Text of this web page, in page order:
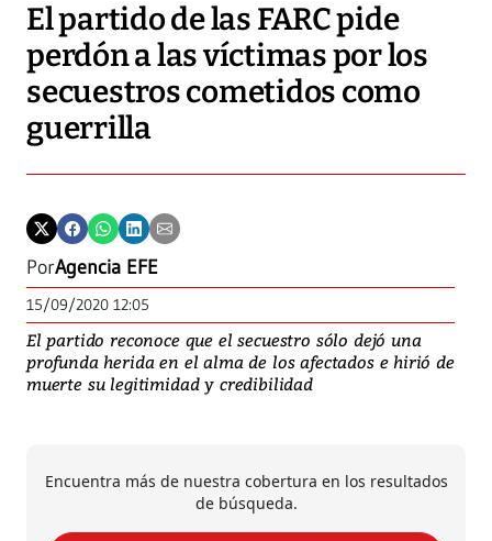
El partido de las FARC pide
perdón a las víctimas por los
secuestros cometidos como
guerrilla
PorAgencia EFE
15/09/2020 12:05
El partido reconoce que el secuestro sólo dejó una
profunda herida en el alma de los afectados e hirió de
muerte su legitimidad y credibilidad
Encuentra más de nuestra cobertura en los resultados
de búsqueda.